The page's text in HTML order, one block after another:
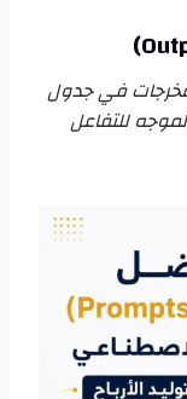
في جدول
للتفاعل